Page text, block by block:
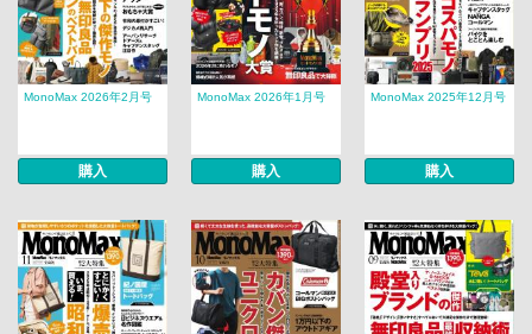
MonoMax 2026年2月号
購入
MonoMax 2026年1月号
購入
MonoMax 2025年12月号
購入